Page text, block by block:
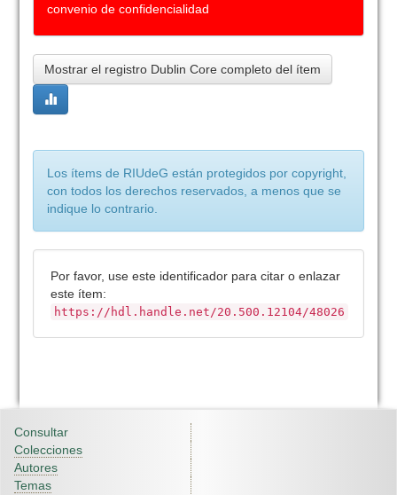
convenio de confidencialidad
Mostrar el registro Dublin Core completo del ítem
Los ítems de RIUdeG están protegidos por copyright,
con todos los derechos reservados, a menos que se
indique lo contrario.
Por favor, use este identificador para citar o enlazar
este ítem:
https://hdl.handle.net/20.500.12104/48026
Consultar
Colecciones
Autores
Temas